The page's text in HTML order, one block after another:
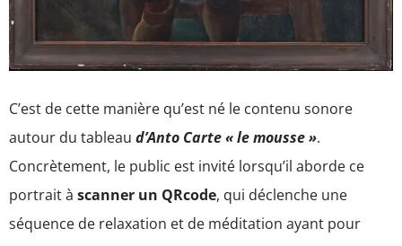
C’est de cette manière qu’est né le contenu sonore
autour du tableau d’Anto Carte « le mousse ».
Concrètement, le public est invité lorsqu’il aborde ce
portrait à scanner un QRcode, qui déclenche une
séquence de relaxation et de méditation ayant pour